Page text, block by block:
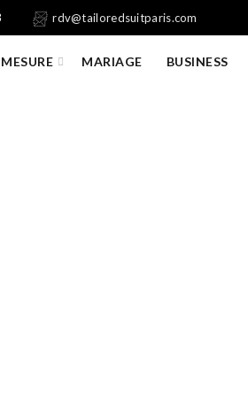
rdv@tailoredsuitparis.com
MARIAGE BUSINESS